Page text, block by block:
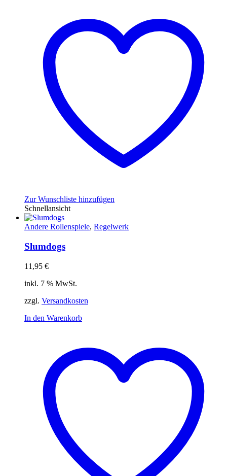
Zur Wunschliste hinzufügen
Schnellansicht
Andere Rollenspiele, Regelwerk
Slumdogs
11,95 €
inkl. 7 % MwSt.
zzgl. Versandkosten
In den Warenkorb